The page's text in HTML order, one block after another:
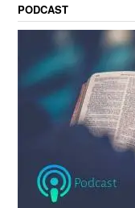
PODCAST